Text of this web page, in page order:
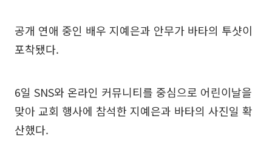
공개 연애 중인 배우 지예은과 안무가 바타의 투샷이
포착됐다.
6일 SNS와 온라인 커뮤니티를 중심으로 어린이날을
맞아 교회 행사에 참석한 지예은과 바타의 사진일 확
산했다.